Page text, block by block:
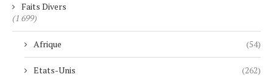
Faits Divers
(1 699)
Afrique (54)
Etats-Unis (262)